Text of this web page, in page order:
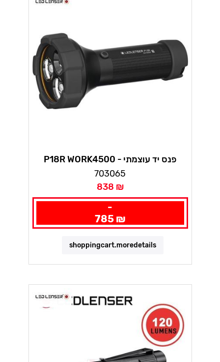
P18R WORKפנס יד עוצמתי - 4500
לומנס לדלנסר
703065
838 ₪
-
785 ₪
shoppingcart.moredetails